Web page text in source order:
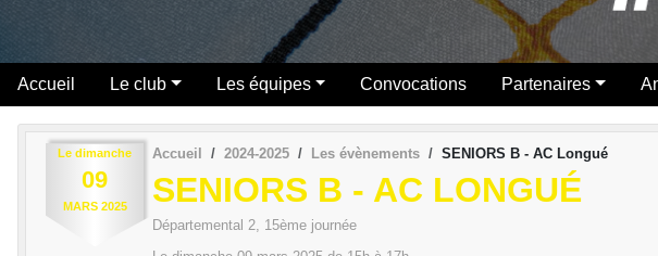
Accueil Le club Les équipes Convocations Partenaires
Le dimanche
09
MARS 2025
Accueil 2024-2025 Les évènements SENIORS B - AC Longué
SENIORS B - AC LONGUÉ
Départemental 2, 15ème journée